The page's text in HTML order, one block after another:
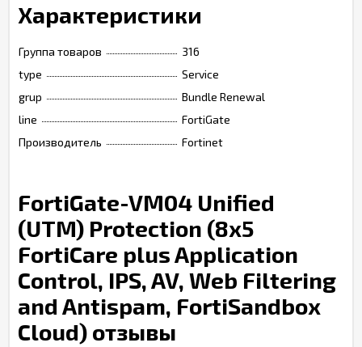
Характеристики
Группа товаров
316
type
Service
grup
Bundle Renewal
line
FortiGate
Производитель
Fortinet
FortiGate-VM04 Unified
(UTM) Protection (8x5
FortiCare plus Application
Control, IPS, AV, Web Filtering
and Antispam, FortiSandbox
Cloud) отзывы